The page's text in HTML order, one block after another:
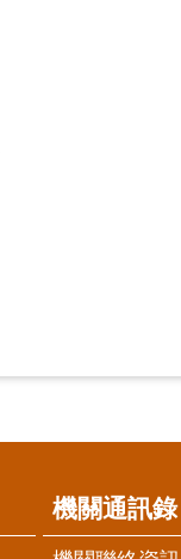
機關通訊錄